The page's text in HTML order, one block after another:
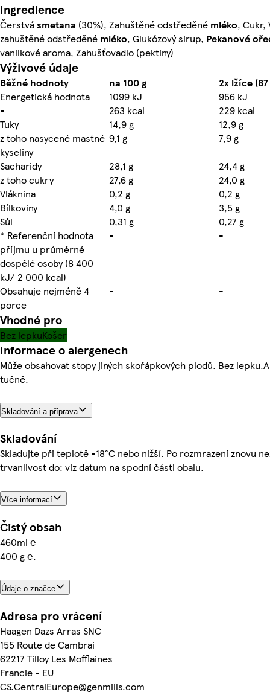
Ingredience
Čerstvásmetana (30%), Zahuštěné odstředěné mléko, Cukr,
zahuštěné odstředěné mléko, Glukózový sirup, Pekanové
vanilkové aroma, Zahušťovadlo (pektiny)
Výživové údaje
Běžné hodnoty na 100 g
2x lžíce (87
Energetická hodnota
1099 kJ
956 kJ
-
263 kcal
229 kcal
Tuky
14,9 g
12,9 g
z toho nasycené mastné
kyseliny
9,1 g
7,9 g
Sacharidy
28,1 g
24,4 g
z toho cukry
27,6 g
24,0 g
Vláknina
0,2 g
0,2 g
Bílkoviny
4,0 g
3,5 g
Sůl
0,31 g
0,27 g
* Referenční hodnota
příjmu u průměrné
dospělé osoby (8 400
kJ/ 2 000 kcal)
- -
Obsahuje nejméně 4
porce
- -
Vhodné pro
Bez lepkuKošer
Informace o alergenech
Může obsahovat stopy jiných skořápkových plodů. Bez
tučně.
Skladování a příprava
Skladování
Skladujte při teplotě -18°C nebo nižší. Po rozmrazení znovu
trvanlivost do: viz datum na spodní části obalu.
Více informací
Čistý obsah
460ml ℮
400 g ℮.
Údaje o značce
Adresa pro vrácení
Haagen Dazs Arras SNC
155 Route de Cambrai
62217 Tilloy Les Mofflaines
Francie - EU
CS.CentralEurope@genmills.com